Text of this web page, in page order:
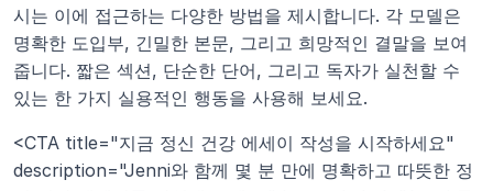
시는 이에 접근하는 다양한 방법을 제시합니다. 각 모델은
명확한 도입부, 긴밀한 본문, 그리고 희망적인 결말을 보여
줍니다. 짧은 섹션, 단순한 단어, 그리고 독자가 실천할 수
있는 한 가지 실용적인 행동을 사용해 보세요.
<CTA title="지금 정신 건강 에세이 작성을 시작하세요"
description="Jenni와 함께 몇 분 만에 명확하고 따뜻한 정